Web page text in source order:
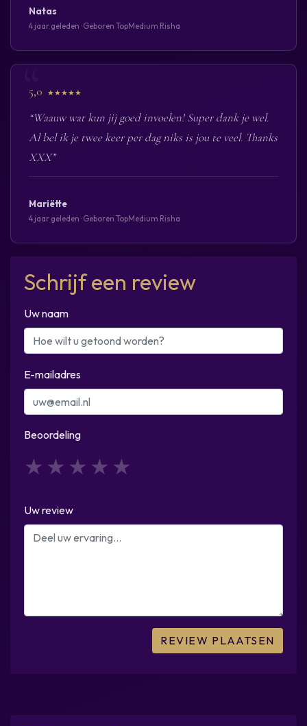
Natas
4 jaar geleden · Geboren TopMedium Risha
5,0 ★★★★★
“Waauw wat kun jij goed invoelen! Super dank je wel.
Al bel ik je twee keer per dag niks is jou te veel. Thanks
XXX”
Mariëtte
4 jaar geleden · Geboren TopMedium Risha
Schrijf een review
Uw naam
E-mailadres
Beoordeling
4
3
2
1
Uw review